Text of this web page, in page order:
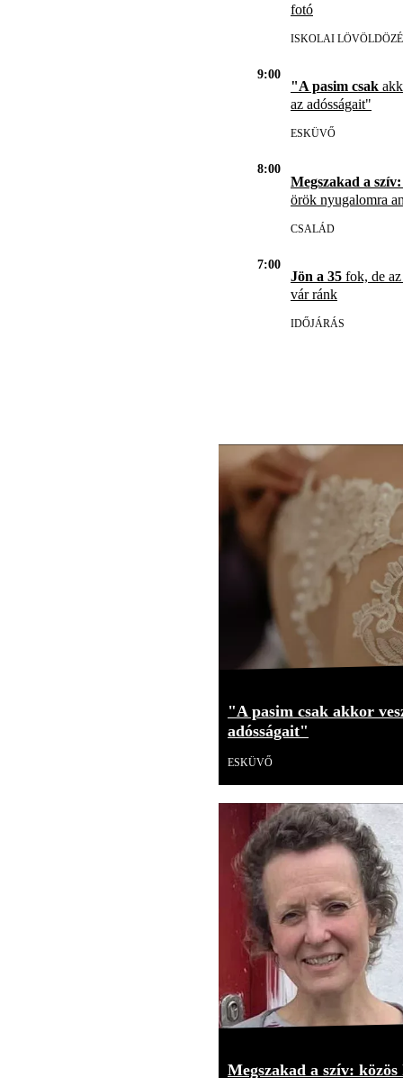
fotó
ISKOLAI
9:00
"A pasim csak
az adósságait"
ESKÜVŐ
8:00
Megszakad a szív:
örök nyugalomra
CSALÁD
7:00
Jön a 35 fok, de
vár ránk
IDŐJÁRÁS
"A pasim csak akkor
adósságait"
ESKÜVŐ
Megszakad a szív: